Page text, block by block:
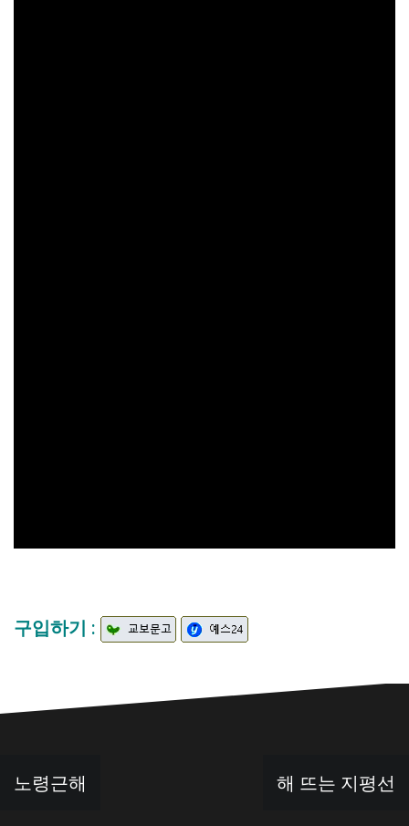
구입하기 :
글
탐노령근해 해 뜨는 지평선